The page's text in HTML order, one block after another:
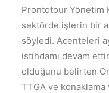
Prontotour Yönetim
sektörde işlerin bir
söyledi. Acenteleri
istihdamı devam
olduğunu belirten
TTGA ve